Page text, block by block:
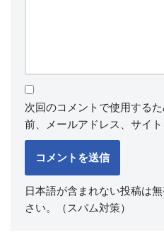
次回のコメントで使用する
前、メールアドレス、サイト
日本語が含まれない投稿は
さい。（スパム対策）